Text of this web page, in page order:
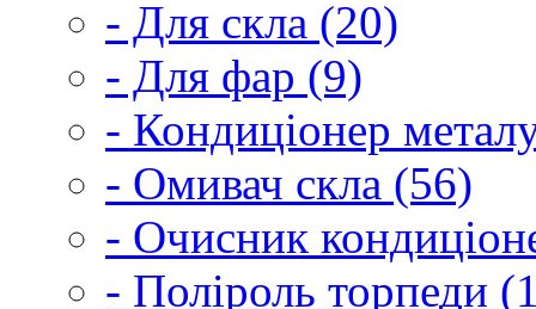
- Для скла (20)
- Для фар (9)
- Кондиціонер
- Омивач скла (56)
- Очисник
- Поліроль торпеди